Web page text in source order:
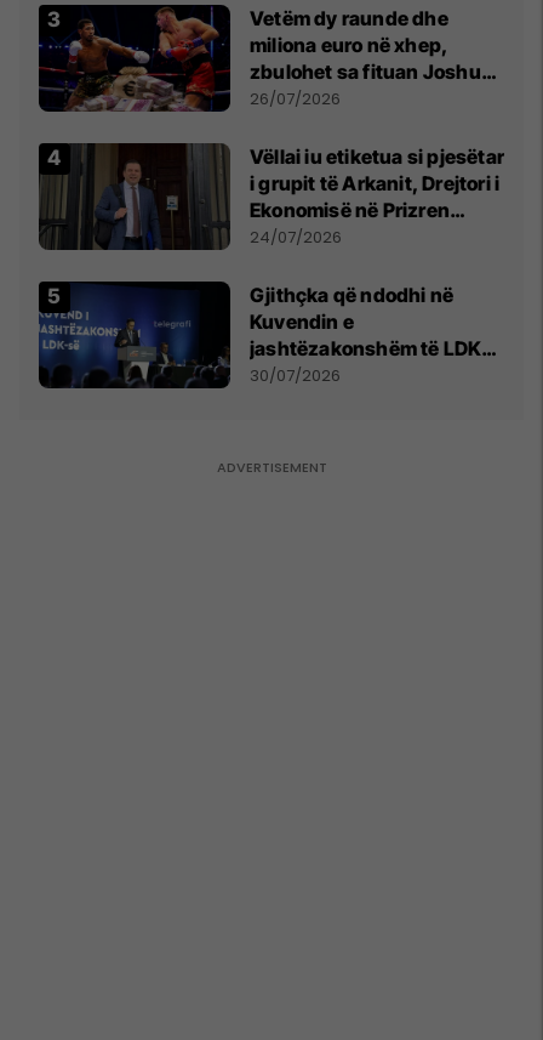
Vetëm dy raunde dhe
miliona euro në xhep,
zbulohet sa fituan Joshua
e Prenga
26/07/2026
Vëllai iu etiketua si pjesëtar
i grupit të Arkanit, Drejtori i
Ekonomisë në Prizren
mohon pretendimet
24/07/2026
Gjithçka që ndodhi në
Kuvendin e
jashtëzakonshëm të LDK-
së
30/07/2026